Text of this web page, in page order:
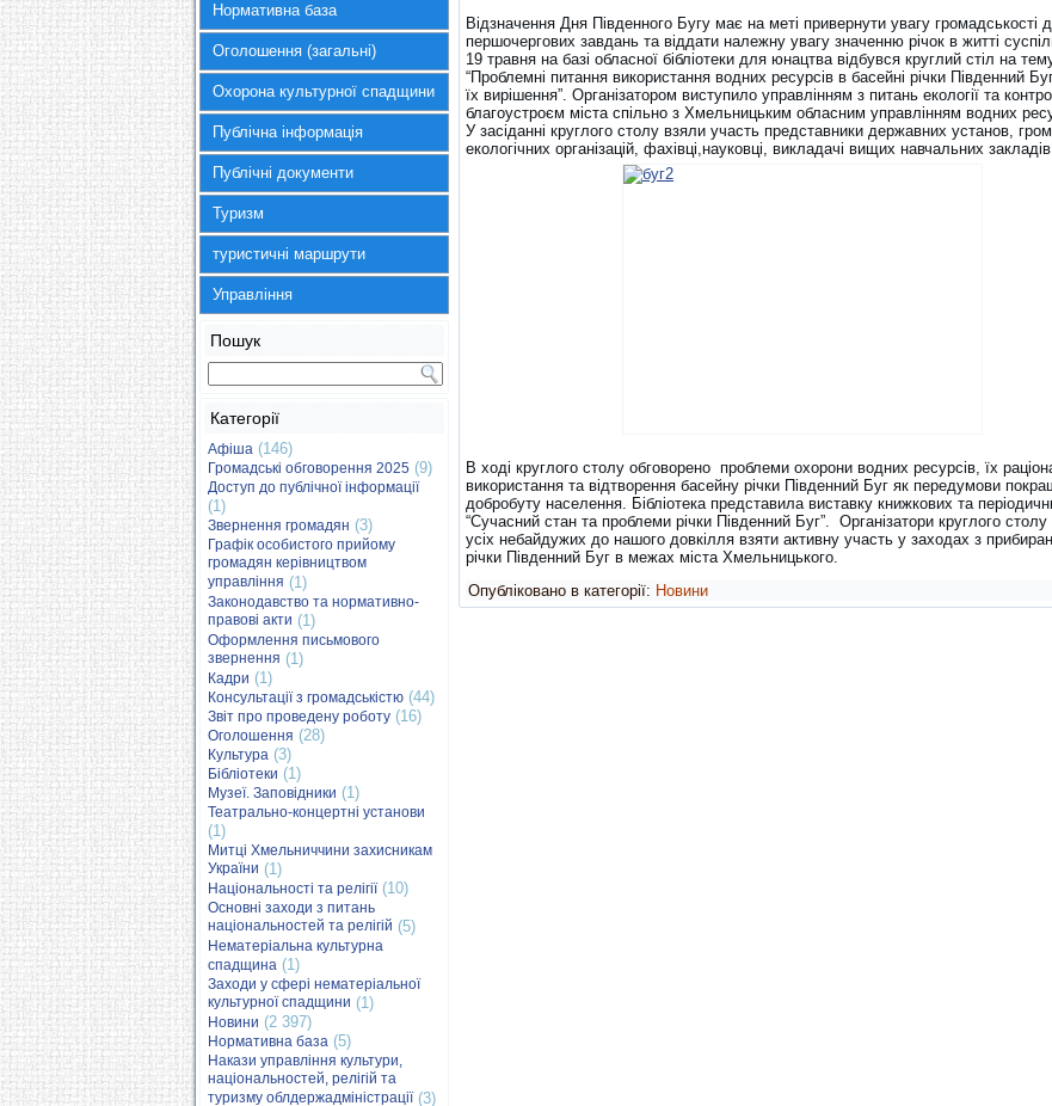
Нормативна база
Оголошення (загальні)
Охорона культурної спадщини
Публічна інформація
Публічні документи
Туризм
туристичні маршрути
Управління
Пошук
Категорії
Афіша (146)
Громадські обговорення 2025 (9)
Доступ до публічної інформації
(1)
Звернення громадян (3)
Графік особистого прийому
громадян керівництвом
управління (1)
Законодавство та нормативно-
правові акти (1)
Оформлення письмового
звернення (1)
Кадри (1)
Консультації з громадськістю (44)
Звіт про проведену роботу (16)
Оголошення (28)
Культура (3)
Бібліотеки (1)
Музеї. Заповідники (1)
Театрально-концертні установи
(1)
Митці Хмельниччини захисникам
України (1)
Національності та релігії(10)
Основні заходи з питань
національностей та релігій (5)
Нематеріальна культурна
спадщина (1)
Заходи у сфері нематеріальної
культурної спадщини (1)
Новини (2 397)
Нормативна база (5)
Накази управління культури,
національностей, релігій та
туризму облдержадміністрації(3)
Відзначення Дня Південного Бугу має на меті привернути увагу громадськості
першочергових завдань та віддати належну увагу значенню річок в житті
19 травня на базі обласної бібліотеки для юнацтва відбувся круглий стіл на
“Проблемні питання використання водних ресурсів в басейні річки Південний
їх вирішення”. Організатором виступило управлінням з питань екології та
благоустроєм міста спільно з Хмельницьким обласним управлінням водних
У засіданні круглого столу взяли участь представники державних установ,
екологічних організацій, фахівці,науковці, викладачі вищих навчальних
В ході круглого столу обговорено проблеми охорони водних ресурсів, їх
використання та відтворення басейну річки Південний Буг як передумови
добробуту населення. Бібліотека представила виставку книжкових та
“Сучасний стан та проблеми річки Південний Буг”. Організатори круглого
усіх небайдужих до нашого довкілля взяти активну участь у заходах з
річки Південний Буг в межах міста Хмельницького.
Опубліковано в категорії: Новини